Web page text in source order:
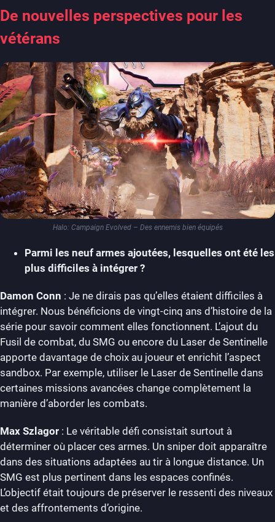
De nouvelles perspectives pour les
vétérans
Halo: Campaign Evolved – Des ennemis bien équipés
Parmi les neuf armes ajoutées, lesquelles ont été les
plus difficiles à intégrer ?
Damon Conn : Je ne dirais pas qu’elles étaient difficiles à
intégrer. Nous bénéficions de vingt-cinq ans d’histoire de la
série pour savoir comment elles fonctionnent. L’ajout du
Fusil de combat, du SMG ou encore du Laser de Sentinelle
apporte davantage de choix au joueur et enrichit l’aspect
sandbox. Par exemple, utiliser le Laser de Sentinelle dans
certaines missions avancées change complètement la
manière d’aborder les combats.
Max Szlagor : Le véritable défi consistait surtout à
déterminer où placer ces armes. Un sniper doit apparaître
dans des situations adaptées au tir à longue distance. Un
SMG est plus pertinent dans les espaces confinés.
L’objectif était toujours de préserver le ressenti des niveaux
et des affrontements d’origine.